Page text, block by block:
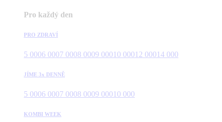
Pro každý den
PRO ZDRAVÍ
5 0006 0007 0008 0009 00010 00012 00014 000
JÍME 3x DENNĚ
5 0006 0007 0008 0009 00010 000
KOMBI WEEK